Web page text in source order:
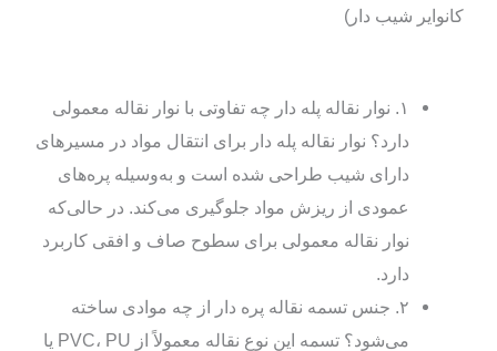
کانوایر شیب‌ دار)
۱. نوار نقاله پله‌ دار چه تفاوتی با نوار نقاله معمولی
دارد؟ نوار نقاله پله‌ دار برای انتقال مواد در مسیرهای
دارای شیب طراحی شده است و به‌وسیله پره‌های
عمودی از ریزش مواد جلوگیری می‌کند. در حالی‌که
نوار نقاله معمولی برای سطوح صاف و افقی کاربرد
دارد.
۲. جنس تسمه نقاله پره‌ دار از چه موادی ساخته
می‌شود؟ تسمه این نوع نقاله معمولاً از PVC، PU یا